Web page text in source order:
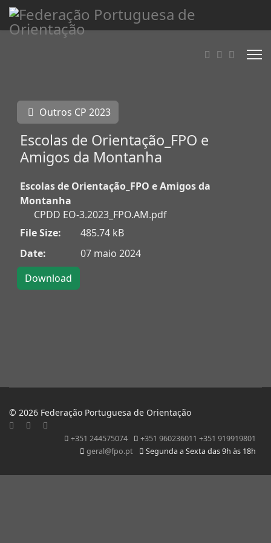
Outros CP 2023
Escolas de Orientação_FPO e
Amigos da Montanha
Escolas de Orientação_FPO e Amigos da
Montanha
CPDD EO-3.2023_FPO.AM.pdf
File Size:
485.74 kB
Date:
07 maio 2024
© 2026 Federação Portuguesa de Orientação
+351 244575074
+351 960236011 +351 919919801
geral@fpo.pt
Segunda a Sexta das 9h às 18h